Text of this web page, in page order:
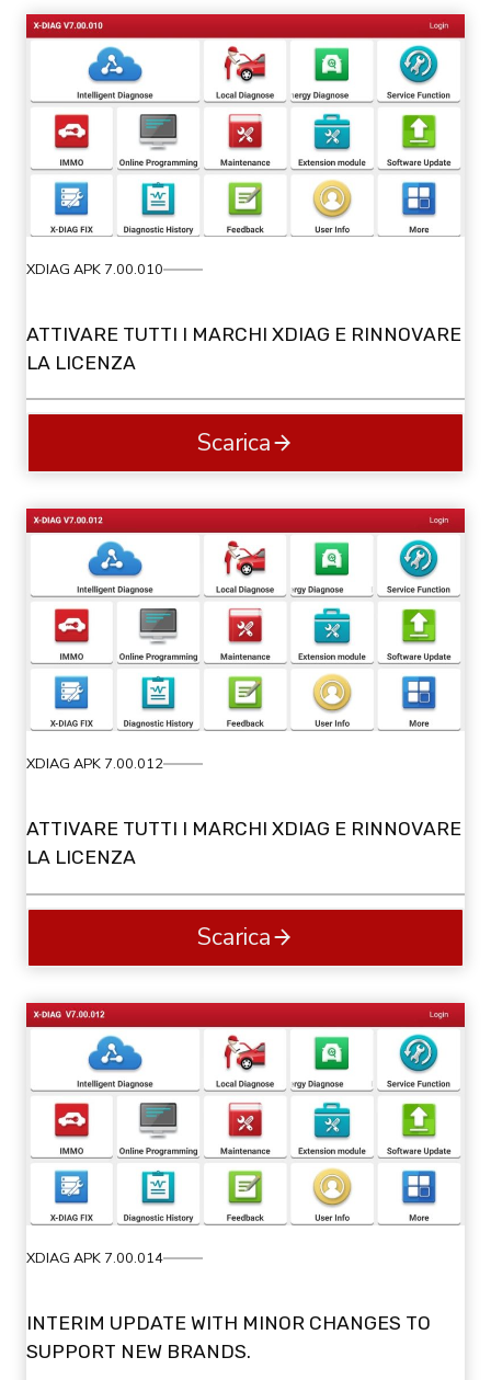
XDIAG APK 7.00.010
ATTIVARE TUTTI I MARCHI XDIAG E RINNOVARE
LA LICENZA
Scarica
XDIAG APK 7.00.012
ATTIVARE TUTTI I MARCHI XDIAG E RINNOVARE
LA LICENZA
Scarica
XDIAG APK 7.00.014
INTERIM UPDATE WITH MINOR CHANGES TO
SUPPORT NEW BRANDS.